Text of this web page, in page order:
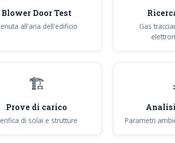
Blower Door Test
all'aria dell'edificio
Gas
🏗️
Prove di carico
di solai e strutture Parametri